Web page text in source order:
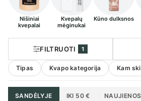
Nišiniai
kvepalai
Kvepalų
mėginukai
Kūno dulksnos
FILTRUOTI 1
Tipas Kvapo kategorija Kam
SANDĖLYJE IKI 50 € NAUJIENOS